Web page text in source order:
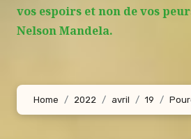
vos espoirs et non de vos
Nelson Mandela.
Home 2022 avril 19